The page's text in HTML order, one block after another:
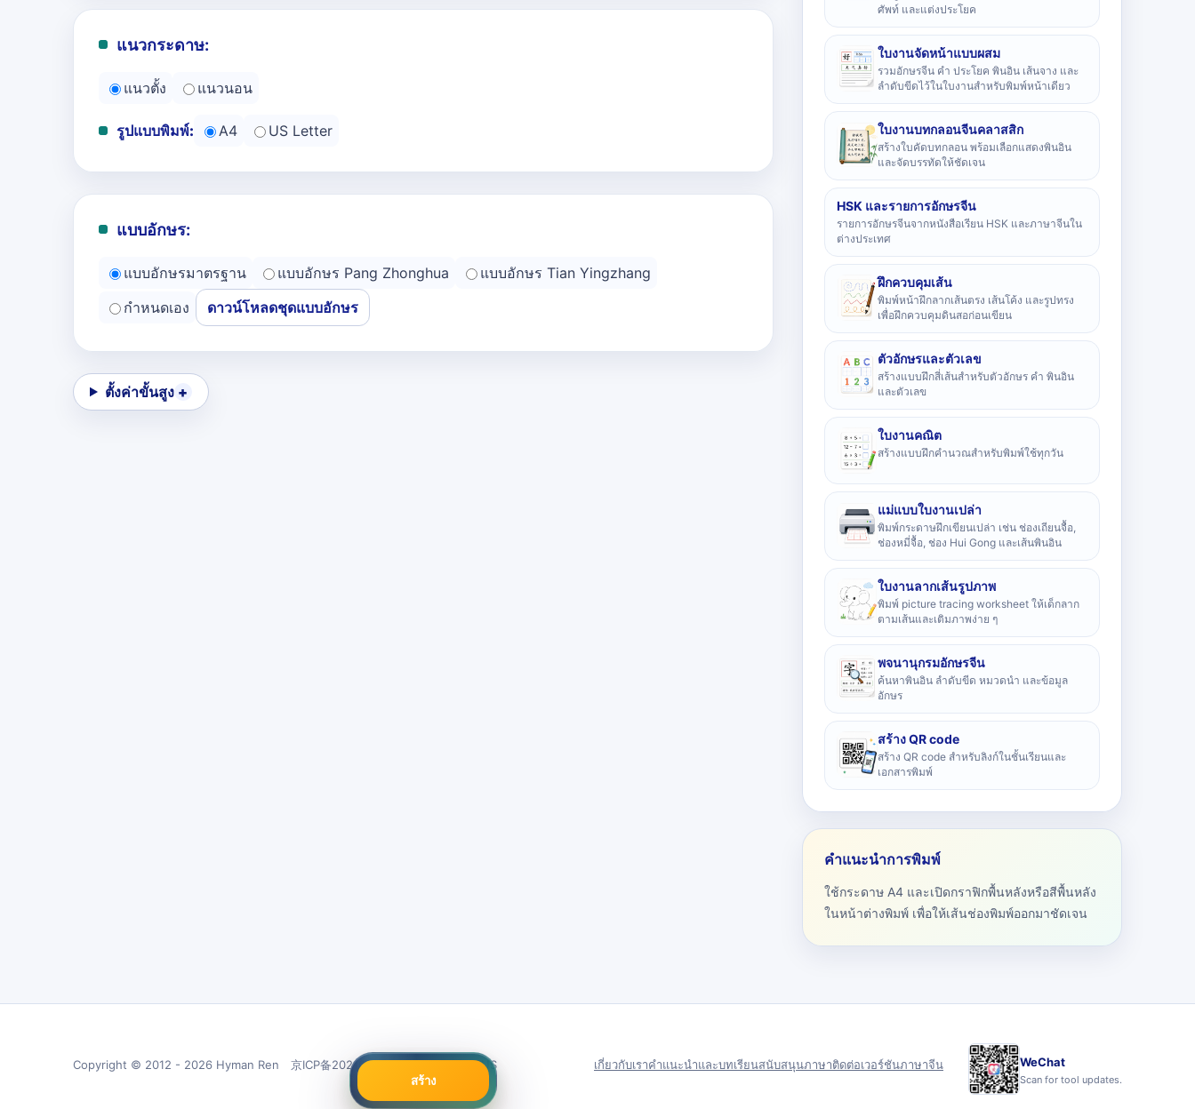
แนวกระดาษ:
แนวตั้ง แนวนอน
รูปแบบพิมพ์: A4 US Letter
แบบอักษร:
แบบอักษรมาตรฐาน แบบอักษร Pang Zhonghua
แบบอักษร Tian Yingzhang
กำหนดเอง
ดาวน์โหลดชุดแบบอักษร
ตั้งค่าขั้นสูง
สร้าง
ศัพท์ และแต่งประโยค
ใบงานจัดหน้าแบบผสม
รวมอักษรจีน คำ ประโยค พินอิน เส้นจาง และ
ลำดับขีดไว้ในใบงานสำหรับพิมพ์หน้าเดียว
ใบงานบทกลอนจีนคลาสสิก
สร้างใบคัดบทกลอน พร้อมเลือกแสดงพินอิน
และจัดบรรทัดให้ชัดเจน
HSK และรายการอักษรจีน
รายการอักษรจีนจากหนังสือเรียน HSK และภาษาจีนใน
ต่างประเทศ
ฝึกควบคุมเส้น
พิมพ์หน้าฝึกลากเส้นตรง เส้นโค้ง และรูปทรง
เพื่อฝึกควบคุมดินสอก่อนเขียน
ตัวอักษรและตัวเลข
สร้างแบบฝึกสี่เส้นสำหรับตัวอักษร คำ พินอิน
และตัวเลข
ใบงานคณิต
สร้างแบบฝึกคำนวณสำหรับพิมพ์ใช้ทุกวัน
แม่แบบใบงานเปล่า
พิมพ์กระดาษฝึกเขียนเปล่า เช่น ช่องเถียนจื้อ,
ช่องหมี่จื้อ, ช่อง Hui Gong และเส้นพินอิน
ใบงานลากเส้นรูปภาพ
พิมพ์ picture tracing worksheet ให้เด็กลาก
ตามเส้นและเติมภาพง่าย ๆ
พจนานุกรมอักษรจีน
ค้นหาพินอิน ลำดับขีด หมวดนำ และข้อมูล
อักษร
สร้าง QR code
สร้าง QR code สำหรับลิงก์ในชั้นเรียนและ
เอกสารพิมพ์
คำแนะนำการพิมพ์
ใช้กระดาษ A4 และเปิดกราฟิกพื้นหลังหรือสีพื้นหลัง
ในหน้าต่างพิมพ์ เพื่อให้เส้นช่องพิมพ์ออกมาชัดเจน
Copyright © 2012 - 2026 Hyman Ren 京ICP备2021026679号 Server in: US เกี่ยวกับเราคำแนะนำและบทเรียนสนับสนุนภาษาติดต่อเวอร์ชันภาษาจีน WeChat
Scan for tool updates.